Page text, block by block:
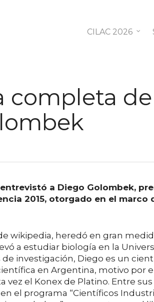
CILAC 2026
completa de
a Diego Golombek,
2015, otorgado en el marco
wikipedia, heredó en gran
a estudiar biología en la
de investigación, Diego es un
en Argentina, motivo por
vez el Konex de Platino.​ Entre
el programa “Científicos